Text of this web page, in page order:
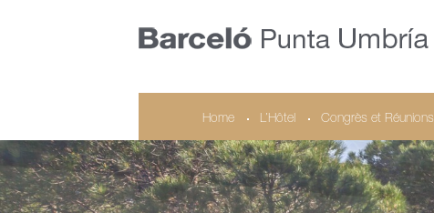
Home L’Hôtel Congrès et Réunions